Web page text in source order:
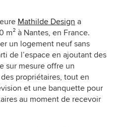
Mathilde Design a
m² à Nantes, en France.
un logement neuf sans
de l’espace en ajoutant des
sur mesure offre un
propriétaires, tout en
et une banquette pour
au moment de recevoir